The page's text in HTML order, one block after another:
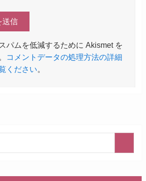
パムを低減するために Akismet を
コメントデータの処理方法の詳細
ください。